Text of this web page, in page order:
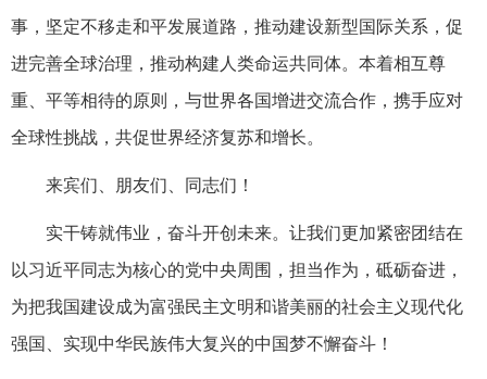
事，坚定不移走和平发展道路，推动建设新型国际关系，促
进完善全球治理，推动构建人类命运共同体。本着相互尊
重、平等相待的原则，与世界各国增进交流合作，携手应对
全球性挑战，共促世界经济复苏和增长。
来宾们、朋友们、同志们！
实干铸就伟业，奋斗开创未来。让我们更加紧密团结在
以习近平同志为核心的党中央周围，担当作为，砥砺奋进，
为把我国建设成为富强民主文明和谐美丽的社会主义现代化
强国、实现中华民族伟大复兴的中国梦不懈奋斗！